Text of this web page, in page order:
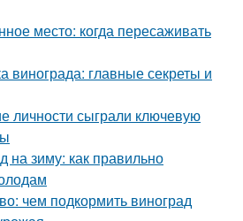
место: когда пересаживать
винограда: главные секреты и
личности сыграли ключевую
на зиму: как правильно
чем подкормить виноград